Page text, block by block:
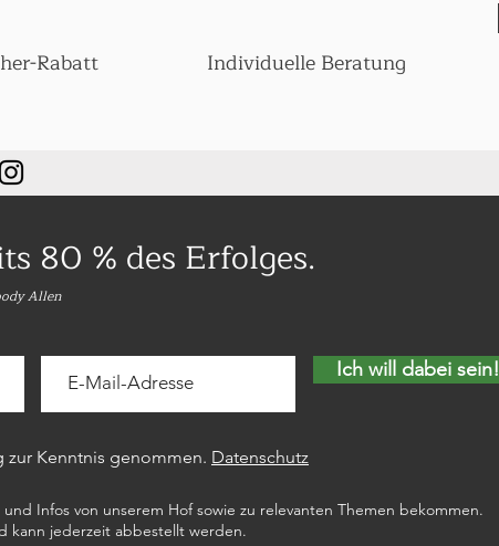
Rabatt Individuelle Beratung
80 % des Erfolges.
Allen
Ich will dabei sein!
zur Kenntnis genommen. Datenschutz
Infos von unserem Hof sowie zu relevanten Themen bekommen.
kann jederzeit abbestellt werden.